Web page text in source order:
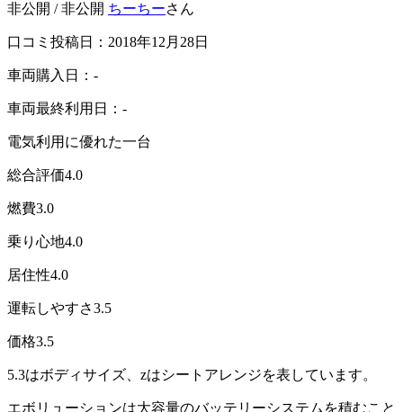
非公開 / 非公開 ちーちーさん
口コミ投稿日：2018年12月28日
車両購入日：-
車両最終利用日：-
電気利用に優れた一台
総合評価4.0
燃費3.0
乗り心地4.0
居住性4.0
運転しやすさ3.5
価格3.5
5.3はボディサイズ、zはシートアレンジを表しています。
エボリューションは大容量のバッテリーシステムを積むこと